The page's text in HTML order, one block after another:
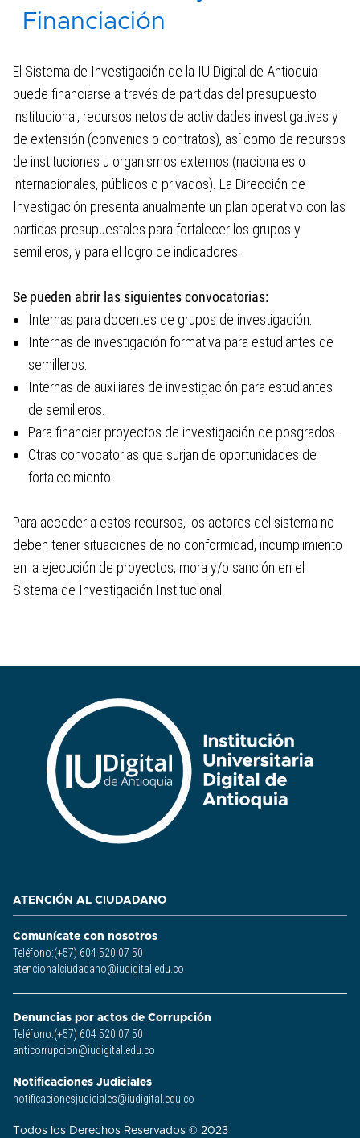
Revista de Investigación
Eventos de Investigación
Experiencia Investigativa
Modalidad de Investigación – Trabajo
de Grado
Convocatorias y Financiación
Investigación 2026
Internacionalización
Convocatorias internas
Nodos Territoriales
Entérate IUD
Habilidades para la Vida
Biblioteca IUD
Financiación
El Sistema de Investigación de la IU Digital de Antioquia
puede financiarse a través de partidas del presupuesto
institucional, recursos netos de actividades investigativas y
de extensión (convenios o contratos), así como de recursos
de instituciones u organismos externos (nacionales o
internacionales, públicos o privados). La Dirección de
Investigación presenta anualmente un plan operativo con las
partidas presupuestales para fortalecer los grupos y
semilleros, y para el logro de indicadores.
Se pueden abrir las siguientes convocatorias:
Internas para docentes de grupos de investigación.
Internas de investigación formativa para estudiantes de
semilleros.
Internas de auxiliares de investigación para estudiantes
de semilleros.
Para financiar proyectos de investigación de posgrados.
Otras convocatorias que surjan de oportunidades de
fortalecimiento.
Para acceder a estos recursos, los actores del sistema no
deben tener situaciones de no conformidad, incumplimiento
en la ejecución de proyectos, mora y/o sanción en el
Sistema de Investigación Institucional
ATENCIÓN AL CIUDADANO
Comunícate con nosotros
Teléfono:(+57) 604 520 07 50
atencionalciudadano@iudigital.edu.co
Denuncias por actos de Corrupción
Teléfono:(+57) 604 520 07 50
anticorrupcion@iudigital.edu.co
Notificaciones Judiciales
notificacionesjudiciales@iudigital.edu.co
Todos los Derechos Reservados © 2023